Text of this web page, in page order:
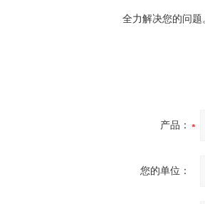
全力解决您的问题
产品：
您的单位：